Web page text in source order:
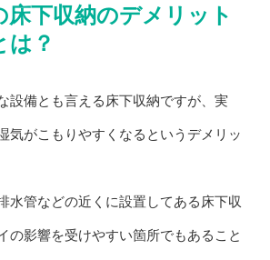
床下収納のデメリット
は？
設備とも言える床下収納ですが、実
気がこもりやすくなるというデメリッ
水管などの近くに設置してある床下収
の影響を受けやすい箇所でもあること